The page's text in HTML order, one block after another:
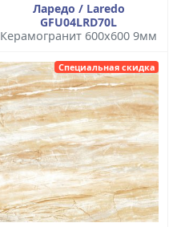
Ларедо / Laredo
GFU04LRD70L
Керамогранит 600x600 9мм
Специальная скидка